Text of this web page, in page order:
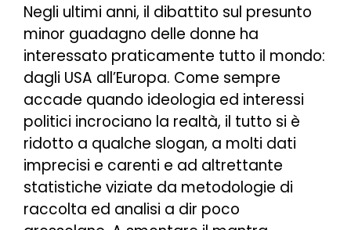
Negli ultimi anni, il dibattito sul presunto
minor guadagno delle donne ha
interessato praticamente tutto il mondo:
dagli USA all’Europa. Come sempre
accade quando ideologia ed interessi
politici incrociano la realtà, il tutto si è
ridotto a qualche slogan, a molti dati
imprecisi e carenti e ad altrettante
statistiche viziate da metodologie di
raccolta ed analisi a dir poco